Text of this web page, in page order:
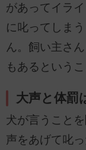
があってイラ
に叱ってしま
ん。飼い主さ
もあるという
大声と体罰
犬が言うこと
声をあげて叱